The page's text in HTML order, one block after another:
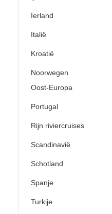
Ierland
Italië
Kroatië
Noorwegen
Oost-Europa
Portugal
Rijn riviercruises
Scandinavië
Schotland
Spanje
Turkije